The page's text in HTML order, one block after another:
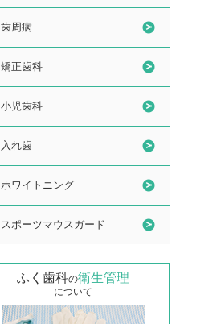
歯周病
矯正歯科
小児歯科
入れ歯
ホワイトニング
スポーツマウスガード
ふく歯科の衛生管理
について